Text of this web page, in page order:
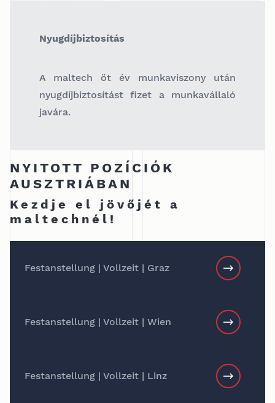
Nyugdíjbiztosítás
A maltech öt év munkaviszony után
nyugdíjbiztosítást fizet a munkavállaló
javára.
NYITOTT POZÍCIÓK
AUSZTRIÁBAN
Kezdje el jövőjét a
maltechnél!
Festanstellung | Vollzeit | Graz
Festanstellung | Vollzeit | Wien
Festanstellung | Vollzeit | Linz